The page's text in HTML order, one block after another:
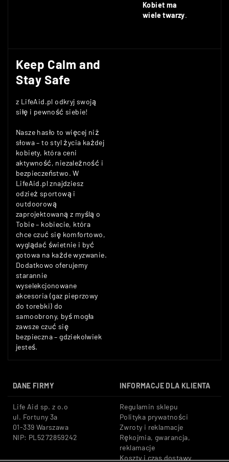
Kobiet ma
wiele twarzy.
Keep Calm and
Stay Safe
z LifeAid.pl odkryj swoją
siłę i pewność siebie!
Nasze hasło to więcej niż
słowa – to styl życia każdej
kobiety, która ceni
aktywność, niezależność i
bezpieczeństwo. W
LifeAid.pl znajdziesz
odzież sportową i
outdoorową
zaprojektowaną z myślą o
Tobie – kobiecie, która
chce czuć się komfortowo,
wyglądać świetnie i być
gotowa na każde wyzwanie.
Dodatkowo oferujemy
starannie
wyselekcjonowane
akcesoria (gaz pieprzowy
do torebki) do
samoobrony, byś mogła
zawsze czuć się
bezpieczna – gdziekolwiek
jesteś.
DANE FIRMY INFORMACJE DLA KLIENTA
Life Aid sp. z o.o
ul. Fortuny 3a
01-339 Warszawa
NIP: PL5272859242
Regulamin sklepu
Polityka prywatności
Zwroty i reklamacje
Rękojmia, gwarancja,
reklamacje
Koszty i czas dostawy